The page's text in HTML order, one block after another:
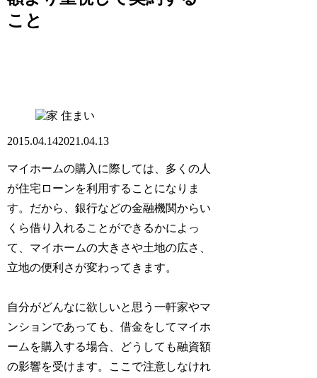
こと
住まい
2015.04.142021.04.13
マイホームの購入に際しては、多くの人
が住宅ローンを利用することになりま
す。だから、銀行などの金融機関からい
くら借り入れることができるかによっ
て、マイホームの大きさや土地の広さ、
立地の便利さが変わってきます。
自分がどんなに欲しいと思う一軒家やマ
ンションであっても、借金をしてマイホ
ームを購入する場合、どうしても融資額
の影響を受けます。ここで注意しなけれ